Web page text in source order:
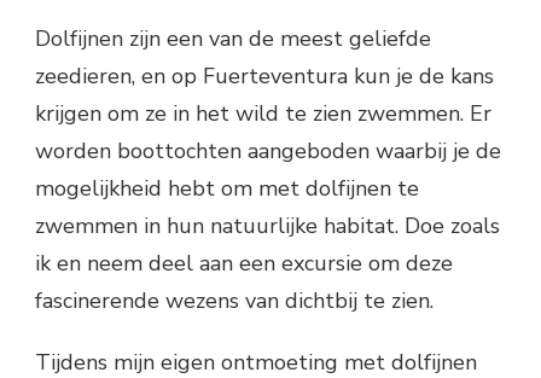
Dolfijnen zijn een van de meest geliefde
zeedieren, en op Fuerteventura kun je de kans
krijgen om ze in het wild te zien zwemmen. Er
worden boottochten aangeboden waarbij je de
mogelijkheid hebt om met dolfijnen te
zwemmen in hun natuurlijke habitat. Doe zoals
ik en neem deel aan een excursie om deze
fascinerende wezens van dichtbij te zien.
Tijdens mijn eigen ontmoeting met dolfijnen